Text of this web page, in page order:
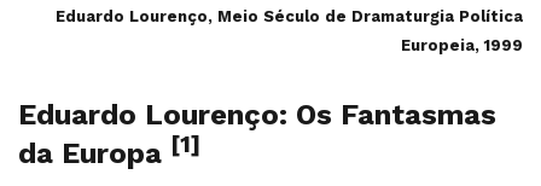
Eduardo Lourenço, Meio Século de Dramaturgia Política
Europeia, 1999
Eduardo Lourenço: Os Fantasmas
da Europa [1]